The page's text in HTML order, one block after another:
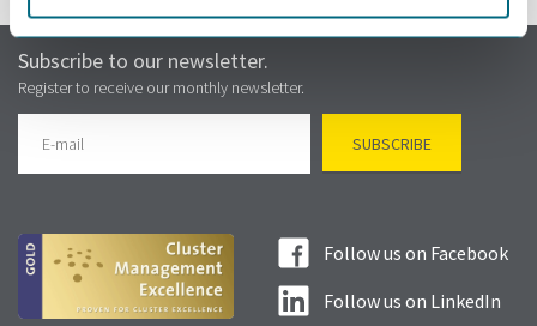
Subscribe to our newsletter.
Register to receive our monthly newsletter.
Follow us on Facebook
Follow us on LinkedIn